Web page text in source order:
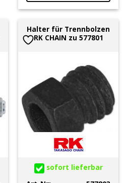
Halter für Trennbolzen
RK CHAIN zu 577801
sofort lieferbar